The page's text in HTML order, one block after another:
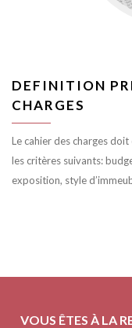
DEFINITION
CHARGES
Le cahier des charges
les critères suivants:
exposition, style
VOUS ÊTES À LA